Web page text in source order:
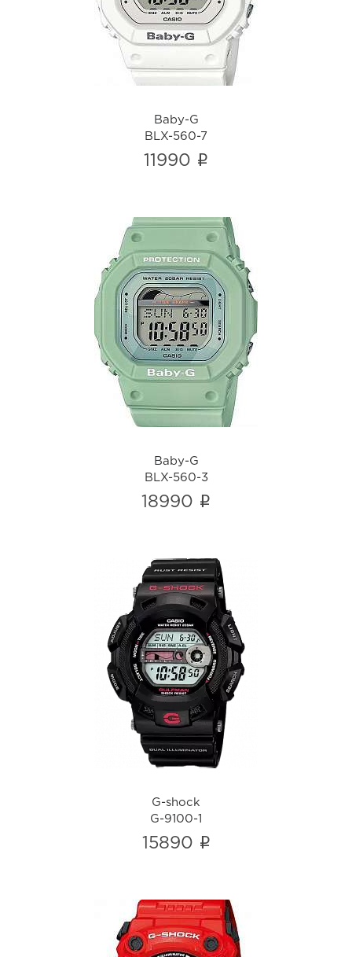
i
Baby-G
BLX-560-7
11990 i
Baby-G
BLX-560-3
i
Baby-G
BLX-560-3
18990 i
G-shock
G-9100-1
i
G-shock
G-9100-1
15890 i